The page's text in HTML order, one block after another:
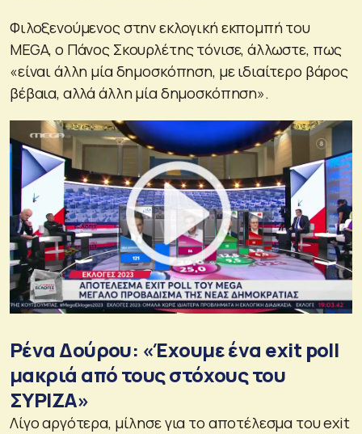
Φιλοξενούμενος στην εκλογική εκπομπή του
MEGA, ο Πάνος Σκουρλέτης τόνισε, άλλωστε, πως
«είναι άλλη μία δημοσκόπηση, με ιδιαίτερο βάρος
βέβαια, αλλά άλλη μία δημοσκόπηση».
Ρένα Δούρου: «Έχουμε ένα exit poll
μακριά από τους στόχους του
ΣΥΡΙΖΑ»
Λίγο αργότερα, μίλησε για το αποτέλεσμα του exit